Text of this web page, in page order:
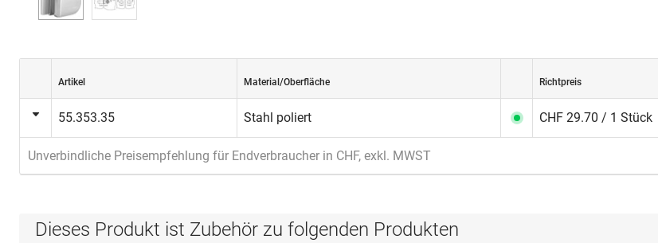
Artikel Material/Oberfläche Richtpreis
55.353.35 Stahl poliert CHF 29.70 / 1 Stück
Unverbindliche Preisempfehlung für Endverbraucher in CHF, exkl. MWST
Dieses Produkt ist Zubehör zu folgenden Produkten